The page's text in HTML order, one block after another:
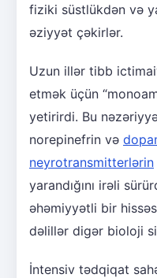
fiziki süstlükdən və
əziyyət çəkirlər.
Uzun illər tibb
etmək üçün
yetirirdi. Bu
norepinefrin və
neyrotransmitterlərin
yarandığını irəli
əhəmiyyətli bir
dəlillər digər bioloji
İntensiv tədqiqat